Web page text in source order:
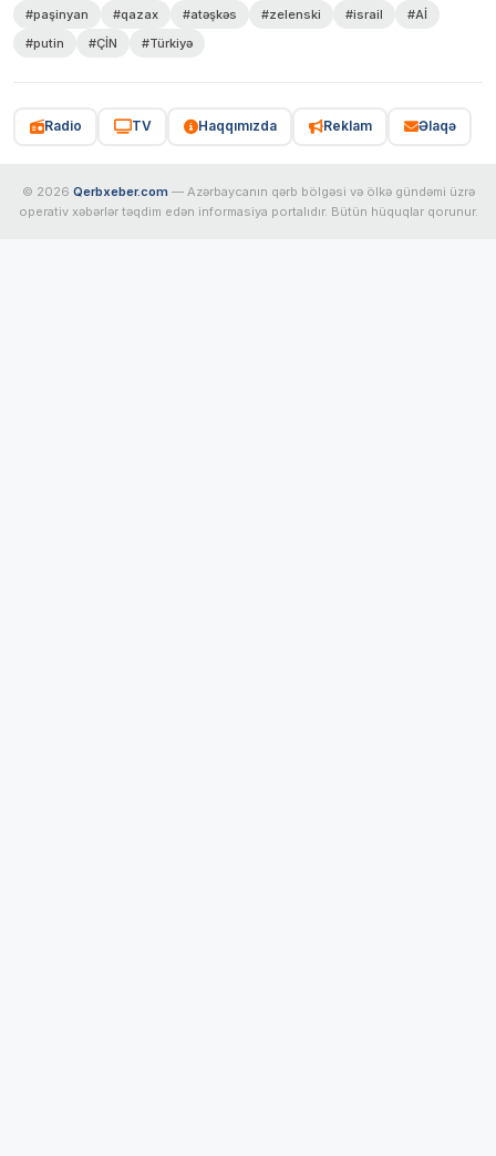
#paşinyan #qazax #atəşkəs #zelenski #israil
#Aİ
#putin
#ÇİN #Türkiyə
Radio TV Haqqımızda Reklam Əlaqə
© 2026 Qerbxeber.com — Azərbaycanın qərb bölgəsi və ölkə gündəmi üzrə
operativ xəbərlər təqdim edən informasiya portalıdır. Bütün hüquqlar qorunur.